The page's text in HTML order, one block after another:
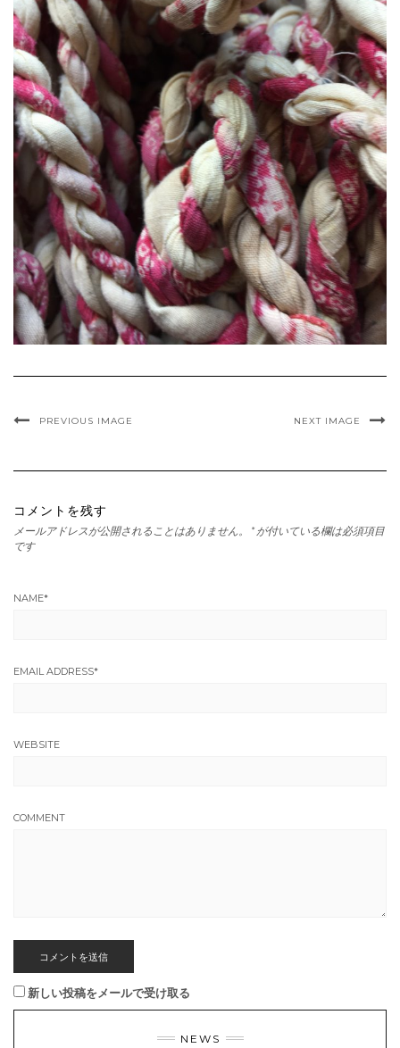
PREVIOUS IMAGE NEXT IMAGE
コメントを残す
メールアドレスが公開されることはありません。 * が付いている欄は必須項目
です
NAME*
EMAIL ADDRESS*
WEBSITE
COMMENT
新しい投稿をメールで受け取る
NEWS